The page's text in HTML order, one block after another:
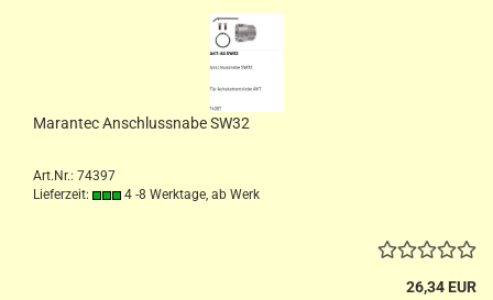
Marantec Anschlussnabe SW32
Art.Nr.: 74397
Lieferzeit:
4 -8 Werktage, ab Werk
26,34 EUR